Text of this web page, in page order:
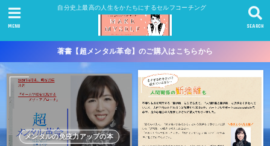
自分史上最高の人生をかたちにするセルフコーチング
SEARCH
MENU
著書【超メンタル革命】のご購入はこちらから
メンタルの免疫力アップの本